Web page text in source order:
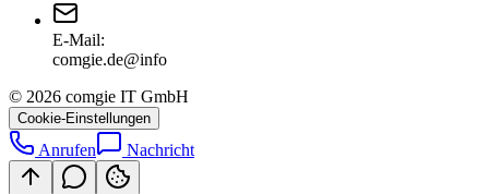
E-Mail:
ofni@ed.eigmoc
© 2026 comgie IT GmbH
Cookie-Einstellungen
Anrufen Nachricht